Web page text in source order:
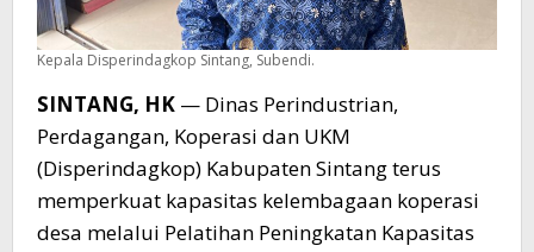
Kepala Disperindagkop Sintang, Subendi.
SINTANG, HK — Dinas Perindustrian,
Perdagangan, Koperasi dan UKM
(Disperindagkop) Kabupaten Sintang terus
memperkuat kapasitas kelembagaan koperasi
desa melalui Pelatihan Peningkatan Kapasitas